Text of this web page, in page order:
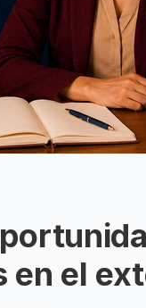
en el